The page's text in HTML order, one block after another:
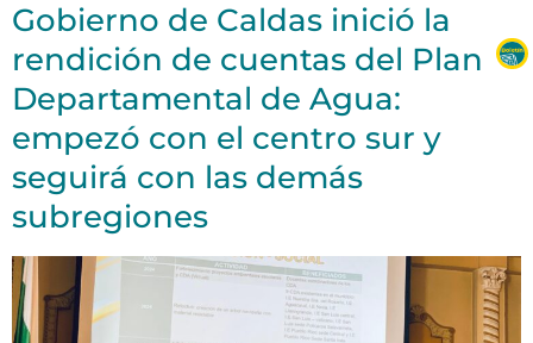
Gobierno de Caldas inició la
rendición de cuentas del Plan
Departamental de Agua:
empezó con el centro sur y
seguirá con las demás
subregiones